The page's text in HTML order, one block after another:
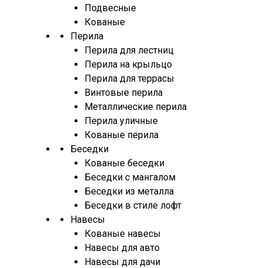
Подвесные
Кованые
Перила
Перила для лестниц
Перила на крыльцо
Перила для террасы
Винтовые перила
Металлические перила
Перила уличные
Кованые перила
Беседки
Кованые беседки
Беседки с мангалом
Беседки из металла
Беседки в стиле лофт
Навесы
Кованые навесы
Навесы для авто
Навесы для дачи